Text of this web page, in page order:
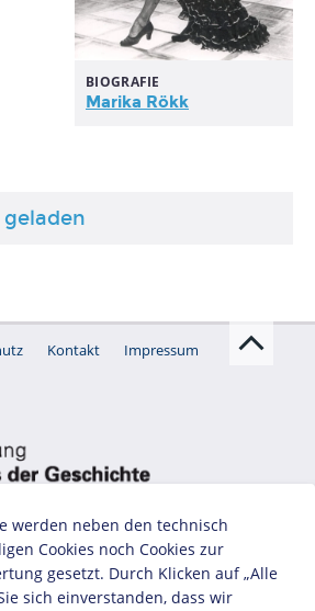
BIOGRAFIE
Marika Rökk
werden neben den technisch
Cookies noch Cookies zur
gesetzt. Durch Klicken auf „Alle
sich einverstanden, dass wir